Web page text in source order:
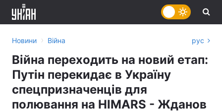
Новини › Війна рус
Війна переходить на новий етап:
Путін перекидає в Україну
спецпризначенців для
полювання на HIMARS - Жданов